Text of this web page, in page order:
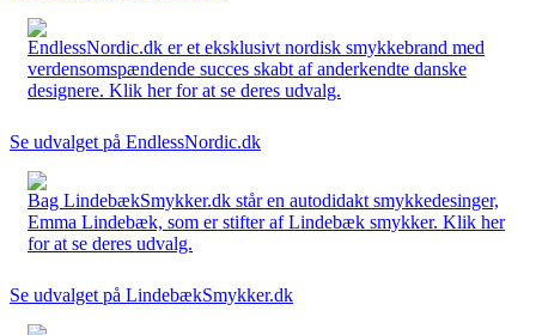
EndlessNordic.dk er et eksklusivt nordisk smykkebrand med
verdensomspændende succes skabt af anderkendte danske
designere. Klik her for at se deres udvalg.
Se udvalget på EndlessNordic.dk
Bag LindebækSmykker.dk står en autodidakt smykkedesinger,
Emma Lindebæk, som er stifter af Lindebæk smykker. Klik her
for at se deres udvalg.
Se udvalget på LindebækSmykker.dk